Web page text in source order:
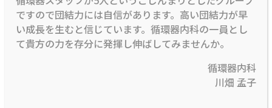
ですので団結力には自信があります。高い団結力が早
い成長を生むと信じています。循環器内科の一員とし
て貴方の力を存分に発揮し伸ばしてみませんか。
循環器内科
川畑 孟子